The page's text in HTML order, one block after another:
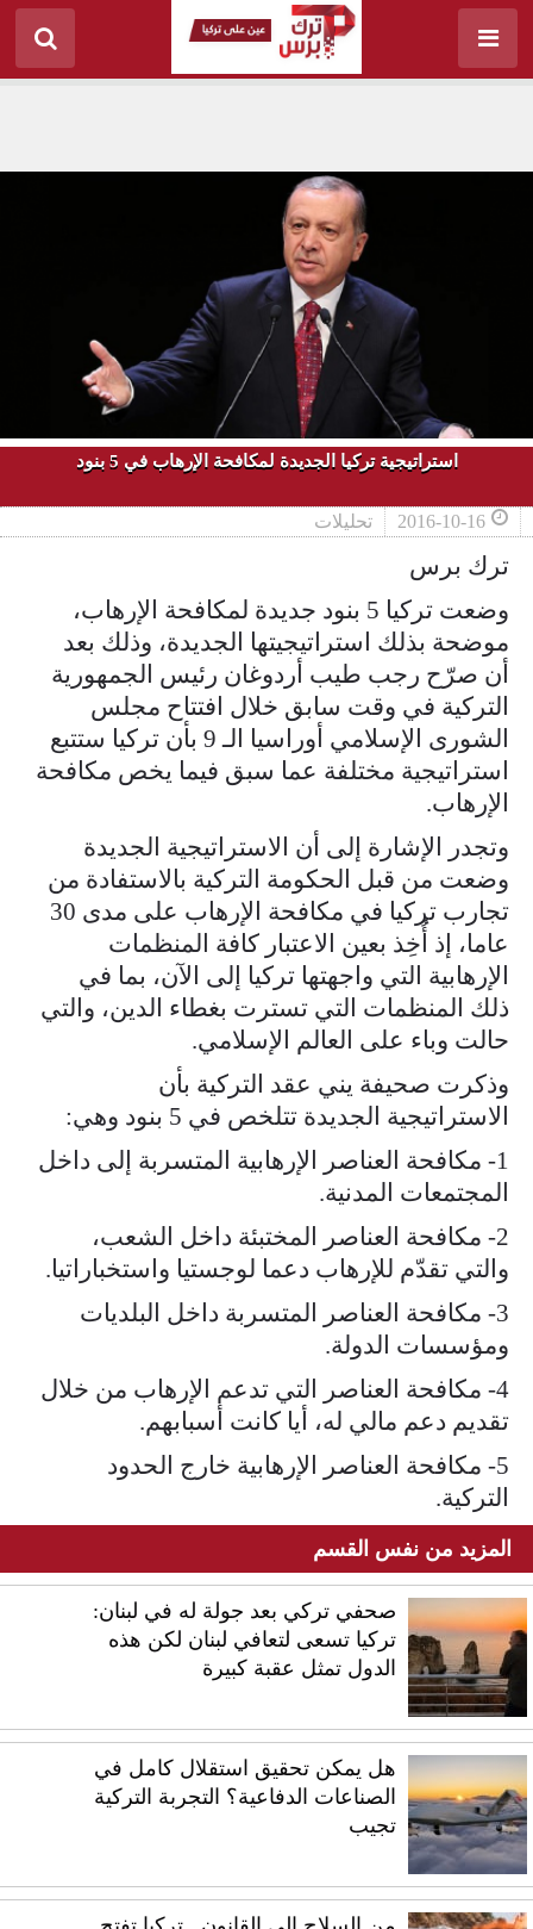
استراتيجية تركيا الجديدة لمكافحة الإرهاب في 5 بنود
2016-10-16 تحليلات
ترك برس
وضعت تركيا 5 بنود جديدة لمكافحة الإرهاب،
موضحة بذلك استراتيجيتها الجديدة، وذلك بعد
أن صرّح رجب طيب أردوغان رئيس الجمهورية
التركية في وقت سابق خلال افتتاح مجلس
الشورى الإسلامي أوراسيا الـ 9 بأن تركيا ستتبع
استراتيجية مختلفة عما سبق فيما يخص مكافحة
الإرهاب.
وتجدر الإشارة إلى أن الاستراتيجية الجديدة
وضعت من قبل الحكومة التركية بالاستفادة من
تجارب تركيا في مكافحة الإرهاب على مدى 30
عاما، إذ أُخِذ بعين الاعتبار كافة المنظمات
الإرهابية التي واجهتها تركيا إلى الآن، بما في
ذلك المنظمات التي تسترت بغطاء الدين، والتي
حالت وباء على العالم الإسلامي.
وذكرت صحيفة يني عقد التركية بأن
الاستراتيجية الجديدة تتلخص في 5 بنود وهي:
1- مكافحة العناصر الإرهابية المتسربة إلى داخل
المجتمعات المدنية.
2- مكافحة العناصر المختبئة داخل الشعب،
والتي تقدّم للإرهاب دعما لوجستيا واستخباراتيا.
3- مكافحة العناصر المتسربة داخل البلديات
ومؤسسات الدولة.
4- مكافحة العناصر التي تدعم الإرهاب من خلال
تقديم دعم مالي له، أيا كانت أسبابهم.
5- مكافحة العناصر الإرهابية خارج الحدود
التركية.
المزيد من نفس القسم
صحفي تركي بعد جولة له في لبنان:
تركيا تسعى لتعافي لبنان لكن هذه
الدول تمثل عقبة كبيرة
هل يمكن تحقيق استقلال كامل في
الصناعات الدفاعية؟ التجربة التركية
تجيب